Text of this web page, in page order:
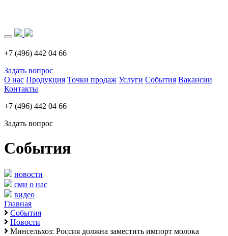
+7 (496) 442 04 66
Задать вопрос
О нас Продукция Точки продаж Услуги События Вакансии
Контакты
+7 (496) 442 04 66
Задать вопрос
События
новости
сми о нас
видео
Главная
События
Новости
Минсельхоз: Россия должна заместить импорт молока